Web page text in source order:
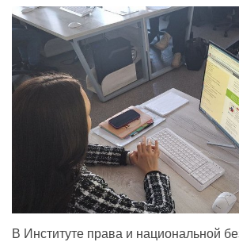
В Институте права и национальной